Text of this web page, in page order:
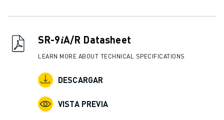
SOLUCIONES PARA LA INDUSTRIA
WORLDSKILLS Y JÓVENES TALENTOS
EVENTOS EDUCATIVOS
NOTICIAS Y MEDIOS DE COMUNICACIÓN
EVENTOS EDUCATIVOS
SR-9𝑖A/R Datasheet
LEARN MORE ABOUT TECHNICAL SPECIFICATIONS
DESCARGAR
VISTA PREVIA